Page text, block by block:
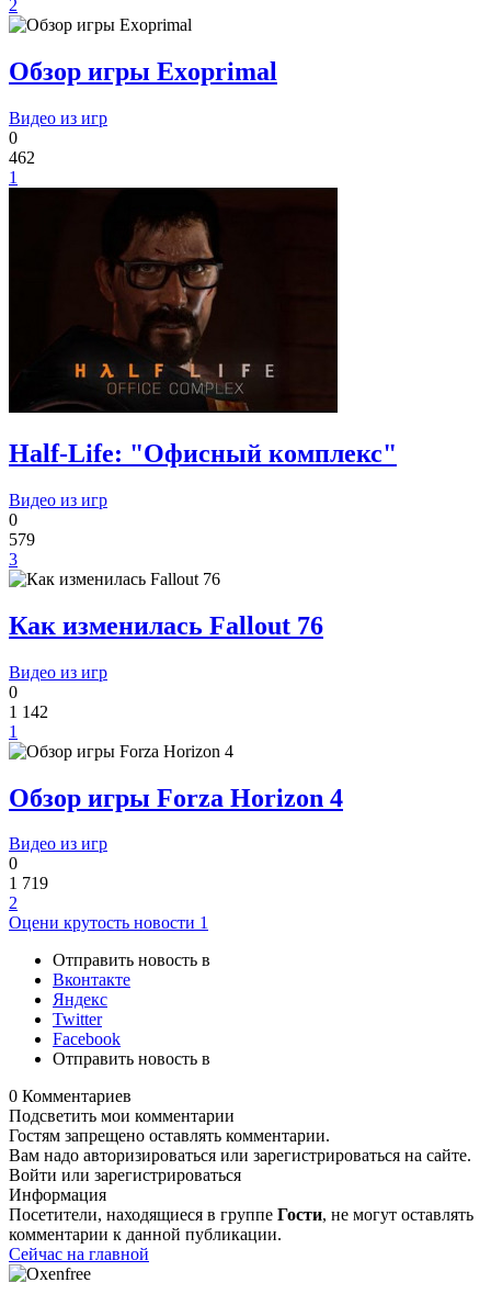
2
Обзор игры Exoprimal
Видео из игр
0
462
1
Half-Life: "Офисный комплекс"
Видео из игр
0
579
3
Как изменилась Fallout 76
Видео из игр
0
1 142
1
Обзор игры Forza Horizon 4
Видео из игр
0
1 719
2
Оцени крутость новости 1
Отправить новость в
Вконтакте
Яндекс
Twitter
Facebook
Отправить новость в
0 Комментариев
Подсветить мои комментарии
Гостям запрещено оставлять комментарии.
Вам надо авторизироваться или зарегистрироваться на сайте.
Войти или зарегистрироваться
Информация
Посетители, находящиеся в группе Гости, не могут оставлять
комментарии к данной публикации.
Сейчас на главной